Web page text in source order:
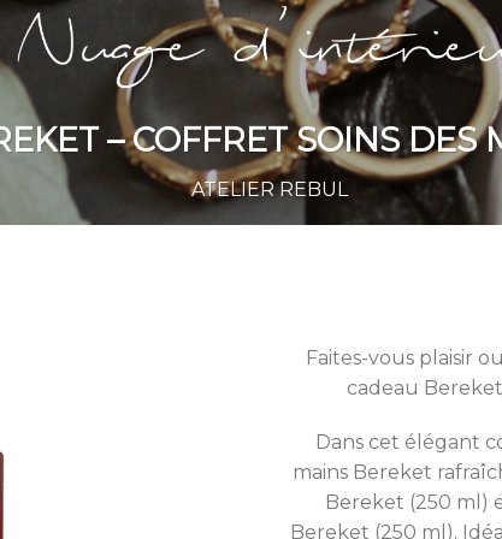
– COFFRET SOINS DES
ATELIER REBUL
Faites-vous plaisir
cadeau
Dans cet élégant
mains Bereket
Bereket (250 ml)
Bereket (250 ml).